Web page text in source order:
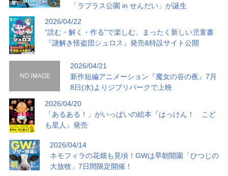
「ラプラス公園 in せんだい」が誕生
2026/04/22
“読む・解く・作る”で楽しむ、まったく新しい児童書
『謎解き怪盗団シュロス』発売&特設サイト公開
2026/04/21
新作短編アニメーション『魔女の谷の夜』7月
8日(水)よりジブリパークで上映
2026/04/20
「あるある！」がいっぱいの絵本『はっけん！ こど
も星人』発売
2026/04/14
ネモフィラの花畑も見頃！GWは早朝開園「ひつじの
大放牧」7日間限定開催！